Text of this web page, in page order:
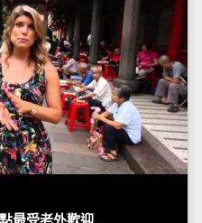
最受老外歡迎